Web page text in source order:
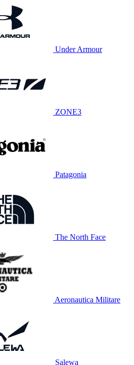
Under Armour
ZONE3
Patagonia
The North Face
Aeronautica Militare
Salewa